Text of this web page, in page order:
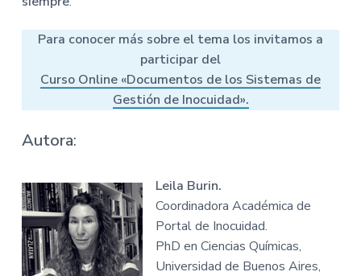
Para conocer más sobre el tema los invitamos a
participar del
Curso Online «Documentos de los Sistemas de
Gestión de Inocuidad».
Autora:
Leila Burin.
Coordinadora Académica de
Portal de Inocuidad.
PhD en Ciencias Químicas,
Universidad de Buenos Aires,